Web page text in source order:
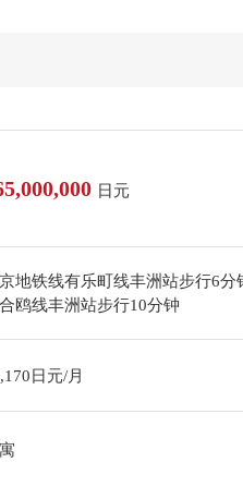
日元
地铁线有乐町线丰洲站步行6分
鸥线丰洲站步行10分钟
日元/月